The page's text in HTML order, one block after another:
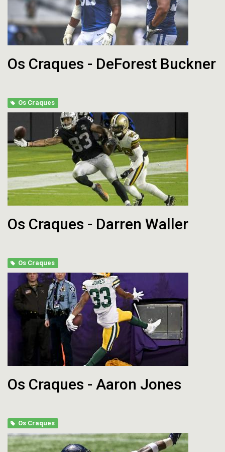
Os Craques - DeForest Buckner
Os Craques
Os Craques - Darren Waller
Os Craques
Os Craques - Aaron Jones
Os Craques